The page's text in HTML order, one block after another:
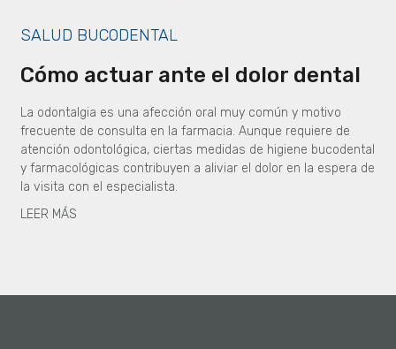
SALUD BUCODENTAL
Cómo actuar ante el dolor dental
La odontalgia es una afección oral muy común y motivo
frecuente de consulta en la farmacia. Aunque requiere de
atención odontológica, ciertas medidas de higiene bucodental
y farmacológicas contribuyen a aliviar el dolor en la espera de
la visita con el especialista.
LEER MÁS